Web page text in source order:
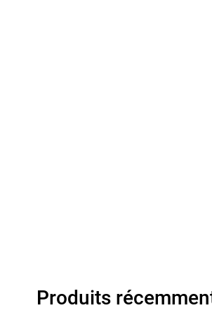
Produits